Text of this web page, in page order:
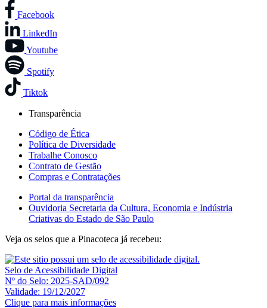
Facebook
LinkedIn
Youtube
Spotify
Tiktok
Transparência
Código de Ética
Política de Diversidade
Trabalhe Conosco
Contrato de Gestão
Compras e Contratações
Portal da transparência
Ouvidoria Secretaria da Cultura, Economia e Indústria
Criativas do Estado de São Paulo
Veja os selos que a Pinacoteca já recebeu:
Selo de Acessibilidade Digital
Nº do Selo: 2025-SAD/092
Validade: 19/12/2027
Clique para mais informações